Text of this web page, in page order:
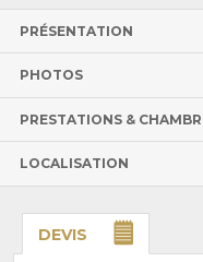
PRÉSENTATION
PHOTOS
PRESTATIONS &
LOCALISATION
DEVIS